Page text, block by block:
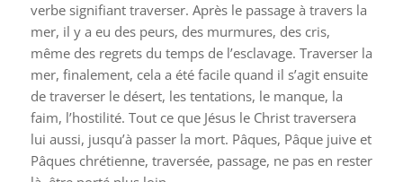
verbe signifiant traverser. Après le passage à travers la
mer, il y a eu des peurs, des murmures, des cris,
même des regrets du temps de l’esclavage. Traverser la
mer, finalement, cela a été facile quand il s’agit ensuite
de traverser le désert, les tentations, le manque, la
faim, l’hostilité. Tout ce que Jésus le Christ traversera
lui aussi, jusqu’à passer la mort. Pâques, Pâque juive et
Pâques chrétienne, traversée, passage, ne pas en rester